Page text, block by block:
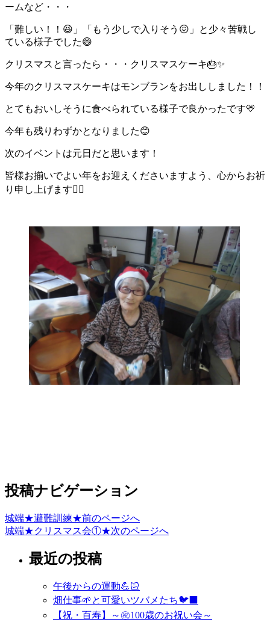
ームなど・・・
「難しい！！😆」「もう少しで入りそう😖」と少々苦戦し
ている様子でした😄
クリスマスと言ったら・・・クリスマスケーキ🎂✨
今年のクリスマスケーキはモンブランをお出ししました！！
とてもおいしそうに食べられている様子で良かったです💛
今年も残りわずかとなりました😊
次のイベントは元日だと思います！
皆様お揃いでよい年をお迎えくださいますよう、心からお祈
り申し上げます🙇‍♀️
投稿ナビゲーション
城端★避難訓練★前のページへ
城端★クリスマス会①★次のページへ
最近の投稿
午後からの運動💪🏻
畑仕事🌱と可愛いツバメたち🐦‍⬛
【祝・百寿】～㊗️100歳のお祝い会～